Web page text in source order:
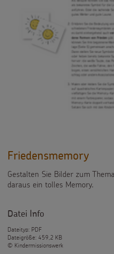
Friedensmemory
Gestalten Sie Bilder zum
daraus ein tolles Memory.
Datei Info
Dateityp: PDF
Dateigröße: 459,2 KB
© Kindermissionswerk